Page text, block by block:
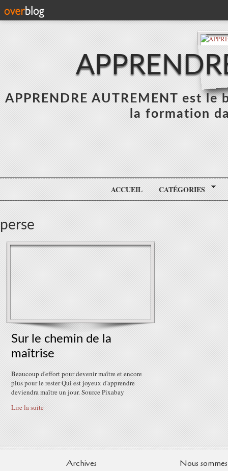
APPRENDRE AUTREMENT est
la formation
ACCUEIL CATÉGORIES
perse
Sur le chemin de la
maîtrise
Beaucoup d'effort pour devenir maître et encore
plus pour le rester Qui est joyeux d'apprendre
deviendra maître un jour. Source Pixabay
Lire la suite
Archives Nous